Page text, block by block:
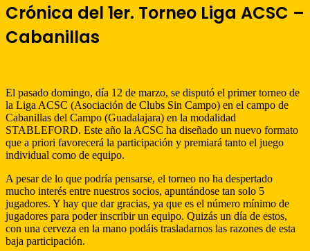
Crónica del 1er. Torneo Liga ACSC –
Cabanillas
El pasado domingo, día 12 de marzo, se disputó el primer torneo de
la Liga ACSC (Asociación de Clubs Sin Campo) en el campo de
Cabanillas del Campo (Guadalajara) en la modalidad
STABLEFORD. Este año la ACSC ha diseñado un nuevo formato
que a priori favorecerá la participación y premiará tanto el juego
individual como de equipo.
A pesar de lo que podría pensarse, el torneo no ha despertado
mucho interés entre nuestros socios, apuntándose tan solo 5
jugadores. Y hay que dar gracias, ya que es el número mínimo de
jugadores para poder inscribir un equipo. Quizás un día de estos,
con una cerveza en la mano podáis trasladarnos las razones de esta
baja participación.